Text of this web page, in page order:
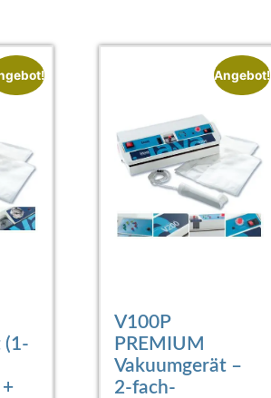
(1-
Angebot!
V100P
PREMIUM
Vakuumgerät –
2-fach-